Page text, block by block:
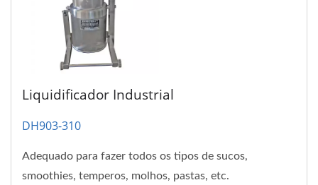
Liquidificador Industrial
DH903-310
Adequado para fazer todos os tipos de sucos,
smoothies, temperos, molhos, pastas, etc.